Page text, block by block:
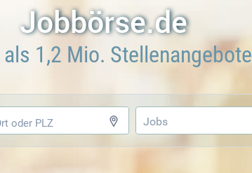
Jobbörse.de
1,2 Mio. Stellenangebote
Jobs